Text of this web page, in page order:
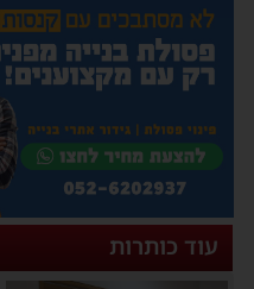
עוד כותרות